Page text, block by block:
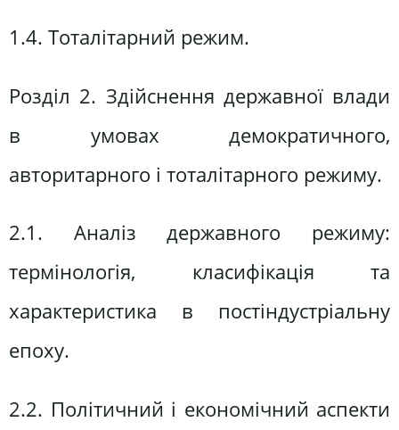
1.4. Тоталітарний режим.
Розділ 2. Здійснення державної влади
в умовах демократичного,
авторитарного і тоталітарного режиму.
2.1. Аналіз державного режиму:
термінологія, класифікація та
характеристика в постіндустріальну
епоху.
2.2. Політичний і економічний аспекти